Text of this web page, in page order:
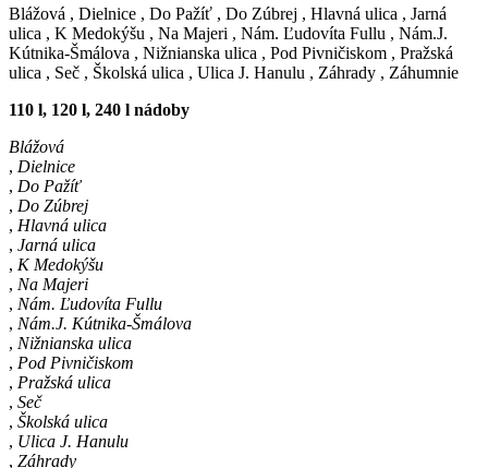
Blážová , Dielnice , Do Pažíť , Do Zúbrej , Hlavná ulica , Jarná
ulica , K Medokýšu , Na Majeri , Nám. Ľudovíta Fullu , Nám.J.
Kútnika-Šmálova , Nižnianska ulica , Pod Pivničiskom , Pražská
ulica , Seč , Školská ulica , Ulica J. Hanulu , Záhrady , Záhumnie
110 l, 120 l, 240 l nádoby
Blážová
, Dielnice
, Do Pažíť
, Do Zúbrej
, Hlavná ulica
, Jarná ulica
, K Medokýšu
, Na Majeri
, Nám. Ľudovíta Fullu
, Nám.J. Kútnika-Šmálova
, Nižnianska ulica
, Pod Pivničiskom
, Pražská ulica
, Seč
, Školská ulica
, Ulica J. Hanulu
, Záhrady